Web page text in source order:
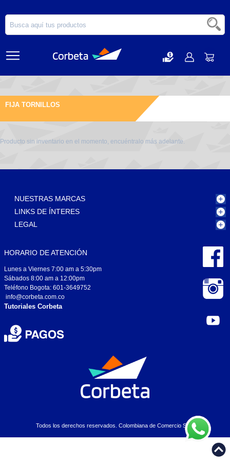
FIJA TORNILLOS
Producto sin inventario en el momento, encuéntralo más adelante.
NUESTRAS MARCAS
LINKS DE ÍNTERES
LEGAL
HORARIO DE ATENCIÓN
Lunes a Viernes 7:00 am a 5:30pm
Sábados 8:00 am a 12:00pm
Teléfono Bogota: 601-3649752
info@corbeta.com.co
Tutoriales Corbeta
Todos los derechos reservados. Colombiana de Comercio S.A..